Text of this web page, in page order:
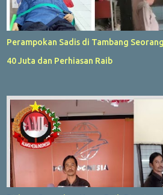
Perampokan Sadis di Tambang
40 Juta dan Perhiasan Raib